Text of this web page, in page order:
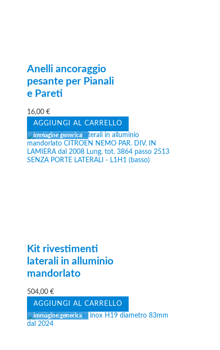
Anelli ancoraggio
pesante per Pianali
e Pareti
16,00€
AGGIUNGI AL CARRELLO
Kit rivestimenti
laterali in alluminio
mandorlato
504,00€
AGGIUNGI AL CARRELLO